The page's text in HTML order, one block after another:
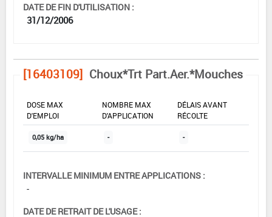
DATE DE FIN D'UTILISATION :
31/12/2006
[16403109] Choux*Trt Part.Aer.*Mouches
DOSE MAX
D'EMPLOI
NOMBRE MAX
D'APPLICATION
DÉLAIS AVANT
RÉCOLTE
0,05 kg/ha - -
INTERVALLE MINIMUM ENTRE APPLICATIONS :
-
DATE DE RETRAIT DE L'USAGE :